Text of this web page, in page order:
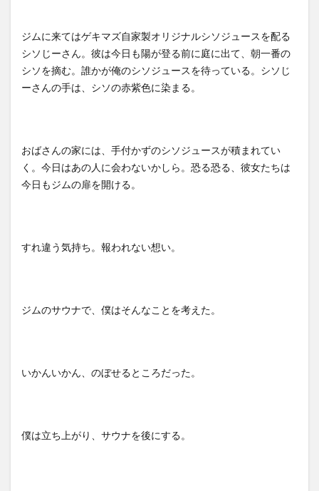
ジムに来てはゲキマズ自家製オリジナルシソジュースを配る
シソじーさん。彼は今日も陽が登る前に庭に出て、朝一番の
シソを摘む。誰かが俺のシソジュースを待っている。シソじ
ーさんの手は、シソの赤紫色に染まる。
おばさんの家には、手付かずのシソジュースが積まれてい
く。今日はあの人に会わないかしら。恐る恐る、彼女たちは
今日もジムの扉を開ける。
すれ違う気持ち。報われない想い。
ジムのサウナで、僕はそんなことを考えた。
いかんいかん、のぼせるところだった。
僕は立ち上がり、サウナを後にする。